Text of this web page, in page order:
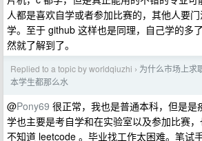
人都是喜欢自学或者参加比赛的，其他人要
学。至于 github 这样也是同理，自己学的多
然就了解到了。
Replied to a topic by worldqiuzhi › 为什么市场上求
本学生都那么水
@Pony69 很正常，我也是普通本科，但是是
学也主要是考自学和在实验室以及参加比赛
不知道 leetcode 。毕业找工作太困难。笔试